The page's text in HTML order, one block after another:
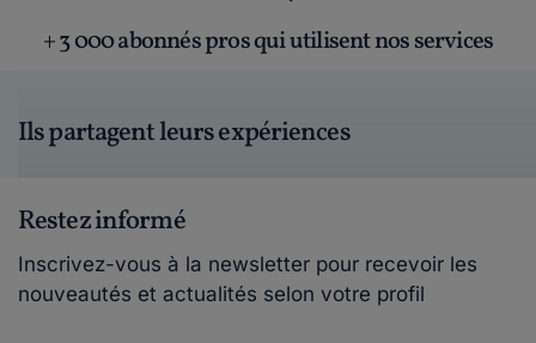
+ 3 000 abonnés pros qui utilisent nos services
Ils partagent leurs expériences
Restez informé
Inscrivez-vous à la newsletter pour recevoir les
nouveautés et actualités selon votre profil